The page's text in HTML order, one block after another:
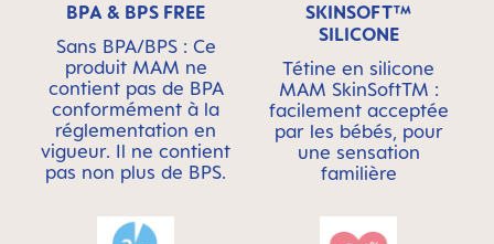
BPA & BPS FREE
Sans BPA/BPS : Ce
produit MAM ne
contient pas de BPA
conformément à la
réglementation en
vigueur. Il ne contient
pas non plus de BPS.
SKINSOFT™
SILICONE
Tétine en silicone
MAM SkinSoftTM :
facilement acceptée
par les bébés, pour
une sensation
familière